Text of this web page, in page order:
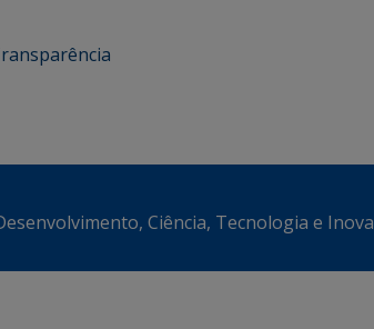
Ciência, Tecnologia e